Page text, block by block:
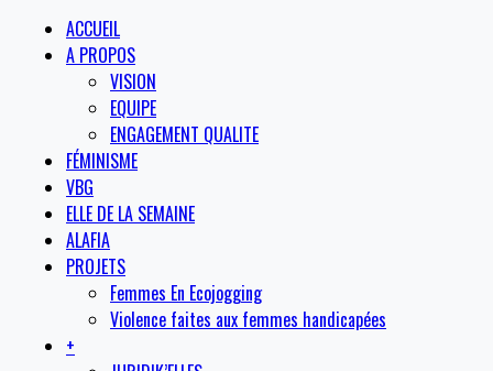
ACCUEIL
A PROPOS
VISION
EQUIPE
ENGAGEMENT QUALITE
FÉMINISME
VBG
ELLE DE LA SEMAINE
ALAFIA
PROJETS
Femmes En Ecojogging
Violence faites aux femmes handicapées
+